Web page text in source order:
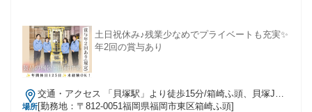
土日祝休み♪残業少なめでプライベートも充実✨
年2回の賞与あり
場所
交通・アクセス 「貝塚駅」より徒歩15分/箱崎ふ頭、貝塚JCT
すぐ近く ★交通費全額支給（規定）
[勤務地：〒812-0051福岡県福岡市東区箱崎ふ頭]